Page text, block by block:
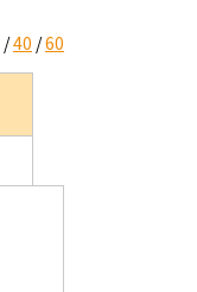
40 60